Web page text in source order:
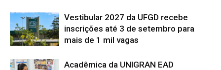
Vestibular 2027 da UFGD recebe
inscrições até 3 de setembro para
mais de 1 mil vagas
Acadêmica da UNIGRAN EAD